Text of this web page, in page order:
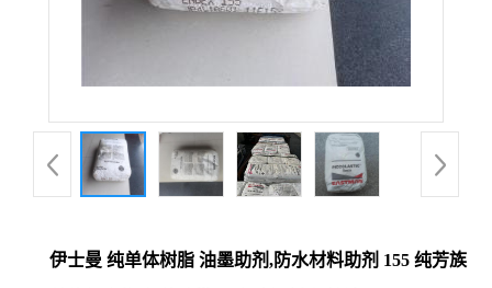
伊士曼 纯单体树脂 油墨助剂,防水材料助剂 155 纯芳族